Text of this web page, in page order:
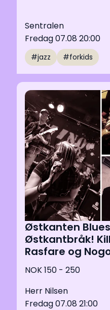
Sentralen
Fredag 07.08 20:00
#jazz #forkids
Østkanten
Østkantbråk!
Rasfare og
NOK 150 - 250
Herr Nilsen
Fredag 07.08 21:00